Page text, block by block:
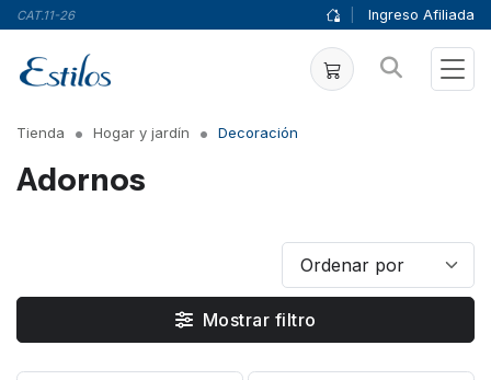
CAT.11-26 Ingreso Afiliada
Tienda Hogar y jardín Decoración
Adornos
Mostrar filtro